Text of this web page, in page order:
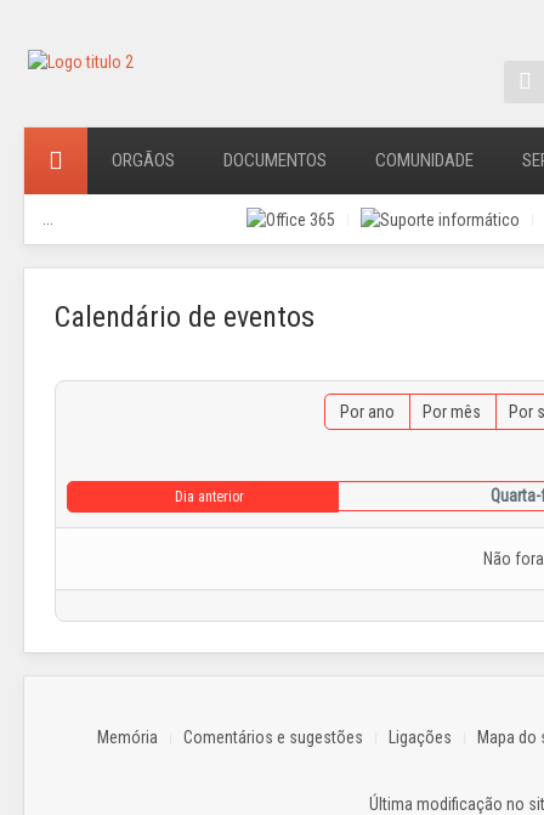
ORGÃOS DOCUMENTOS COMUNIDADE
Calendário de eventos
Por ano Por mês Por
Dia anterior
Não
Memória Comentários e sugestões Ligações Mapa do
Última modificação no